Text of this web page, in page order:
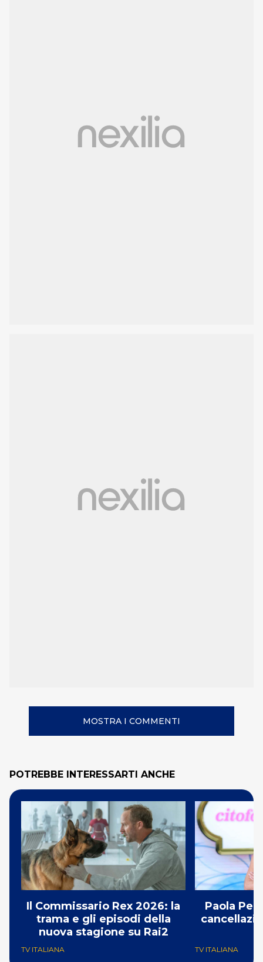
MOSTRA I COMMENTI
POTREBBE INTERESSARTI ANCHE
Il Commissario Rex 2026: la
trama e gli episodi della
nuova stagione su Rai2
TV ITALIANA
Paola
TV ITALIANA